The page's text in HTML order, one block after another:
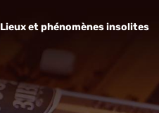
Lieux et phénomènes insolites